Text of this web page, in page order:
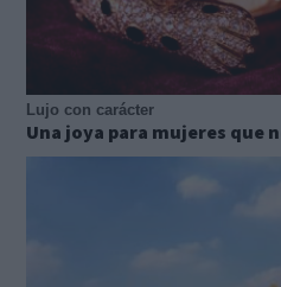
Lujo con carácter
Una joya para mujeres que